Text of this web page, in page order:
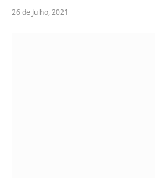
26 de Julho, 2021